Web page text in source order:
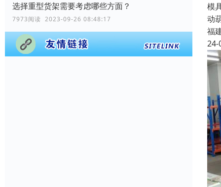
选择重型货架需要考虑哪些方面？
7973阅读 2023-09-26 08:48:17
模
动
福
24-